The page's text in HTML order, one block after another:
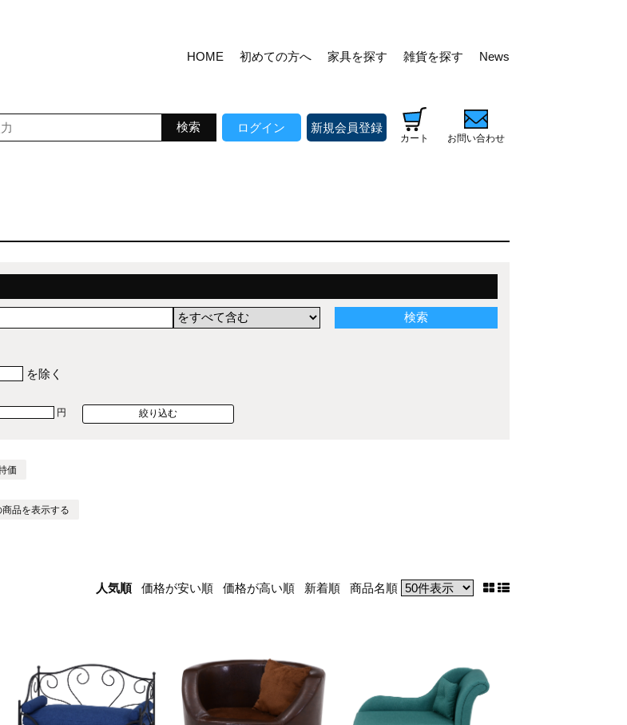
HOME 初めての方へ 家具を探す 雑貨を探す News
ログイン 新規会員登録
カート お問い合わせ
を除く
円
価
品を表示する
人気順 価格が安い順 価格が高い順 新着順 商品名順